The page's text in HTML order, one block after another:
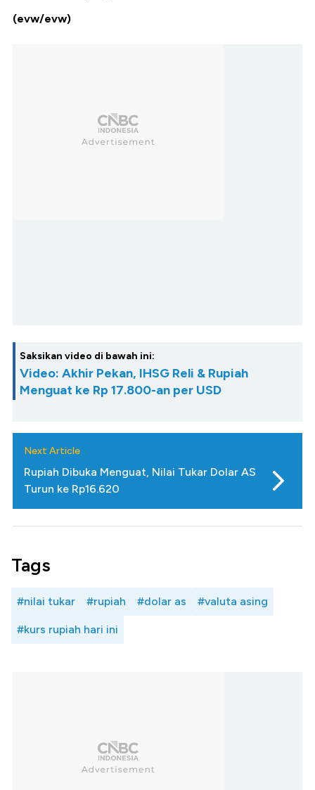
(evw/evw)
Saksikan video di bawah ini:
Video: Akhir Pekan, IHSG Reli & Rupiah
Menguat ke Rp 17.800-an per USD
Next Article
Rupiah Dibuka Menguat, Nilai Tukar Dolar AS
Turun ke Rp16.620
Tags
#nilai tukar #rupiah #dolar as #valuta asing
#kurs rupiah hari ini